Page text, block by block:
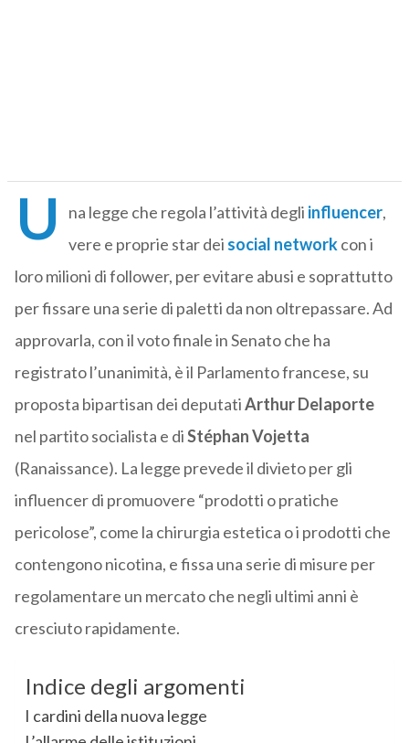
U na legge che regola l’attività degli influencer,
vere e proprie star dei social networkcon i
loro milioni di follower, per evitare abusi e soprattutto
per fissare una serie di paletti da non oltrepassare. Ad
approvarla, con il voto finale in Senato che ha
registrato l’unanimità, è il Parlamento francese, su
proposta bipartisan dei deputatiArthur Delaporte
nel partito socialista e diStéphan Vojetta
(Ranaissance). La legge prevede il divieto per gli
influencer di promuovere “prodotti o pratiche
pericolose”, come la chirurgia estetica o i prodotti che
contengono nicotina, e fissa una serie di misure per
regolamentare un mercato che negli ultimi anni è
cresciuto rapidamente.
Indice degli argomenti
I cardini della nuova legge